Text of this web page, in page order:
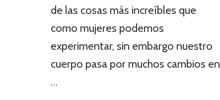
de las cosas más increíbles que
como mujeres podemos
experimentar, sin embargo nuestro
cuerpo pasa por muchos cambios en
…